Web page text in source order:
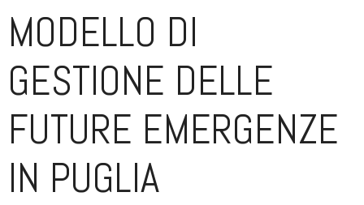
MODELLO DI
GESTIONE DELLE
FUTURE EMERGENZE
IN PUGLIA